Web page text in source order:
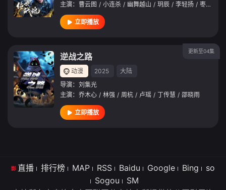
主演： 曹云图 / 小连杀 / 幽舞越山 / 玥辰 / 李轻扬 / 枣儿
立即播放
更新至04集
逆战之路
动漫 2025
大陆
导演： 刘集光
主演： 乔木心 / 林强 / 周杭 / 卢瑶 / 丁传慧 / 邵晓雨
立即播放
直播 排行榜 MAP RSS Baidu Google Bing
so
Sogou
SM